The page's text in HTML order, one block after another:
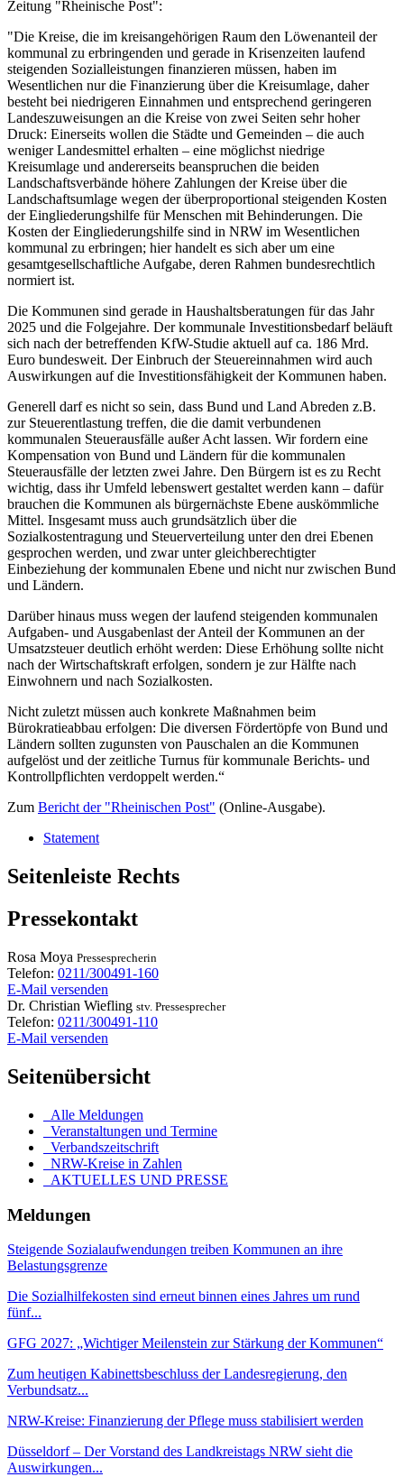
Zeitung "Rheinische Post":
"Die Kreise, die im kreisangehörigen Raum den Löwenanteil der
kommunal zu erbringenden und gerade in Krisenzeiten laufend
steigenden Sozialleistungen finanzieren müssen, haben im
Wesentlichen nur die Finanzierung über die Kreisumlage, daher
besteht bei niedrigeren Einnahmen und entsprechend geringeren
Landeszuweisungen an die Kreise von zwei Seiten sehr hoher
Druck: Einerseits wollen die Städte und Gemeinden – die auch
weniger Landesmittel erhalten – eine möglichst niedrige
Kreisumlage und andererseits beanspruchen die beiden
Landschaftsverbände höhere Zahlungen der Kreise über die
Landschaftsumlage wegen der überproportional steigenden Kosten
der Eingliederungshilfe für Menschen mit Behinderungen. Die
Kosten der Eingliederungshilfe sind in NRW im Wesentlichen
kommunal zu erbringen; hier handelt es sich aber um eine
gesamtgesellschaftliche Aufgabe, deren Rahmen bundesrechtlich
normiert ist.
Die Kommunen sind gerade in Haushaltsberatungen für das Jahr
2025 und die Folgejahre. Der kommunale Investitionsbedarf beläuft
sich nach der betreffenden KfW-Studie aktuell auf ca. 186 Mrd.
Euro bundesweit. Der Einbruch der Steuereinnahmen wird auch
Auswirkungen auf die Investitionsfähigkeit der Kommunen haben.
Generell darf es nicht so sein, dass Bund und Land Abreden z.B.
zur Steuerentlastung treffen, die die damit verbundenen
kommunalen Steuerausfälle außer Acht lassen. Wir fordern eine
Kompensation von Bund und Ländern für die kommunalen
Steuerausfälle der letzten zwei Jahre. Den Bürgern ist es zu Recht
wichtig, dass ihr Umfeld lebenswert gestaltet werden kann – dafür
brauchen die Kommunen als bürgernächste Ebene auskömmliche
Mittel. Insgesamt muss auch grundsätzlich über die
Sozialkostentragung und Steuerverteilung unter den drei Ebenen
gesprochen werden, und zwar unter gleichberechtigter
Einbeziehung der kommunalen Ebene und nicht nur zwischen Bund
und Ländern.
Darüber hinaus muss wegen der laufend steigenden kommunalen
Aufgaben- und Ausgabenlast der Anteil der Kommunen an der
Umsatzsteuer deutlich erhöht werden: Diese Erhöhung sollte nicht
nach der Wirtschaftskraft erfolgen, sondern je zur Hälfte nach
Einwohnern und nach Sozialkosten.
Nicht zuletzt müssen auch konkrete Maßnahmen beim
Bürokratieabbau erfolgen: Die diversen Fördertöpfe von Bund und
Ländern sollten zugunsten von Pauschalen an die Kommunen
aufgelöst und der zeitliche Turnus für kommunale Berichts- und
Kontrollpflichten verdoppelt werden.“
Zum Bericht der "Rheinischen Post" (Online-Ausgabe).
Statement
Seitenleiste Rechts
Pressekontakt
Rosa Moya Pressesprecherin
Telefon: 0211/300491-160
E-Mail versenden
Dr. Christian Wiefling stv. Pressesprecher
Telefon: 0211/300491-110
E-Mail versenden
Seitenübersicht
Alle Meldungen
Veranstaltungen und Termine
Verbandszeitschrift
NRW-Kreise in Zahlen
AKTUELLES UND PRESSE
Meldungen
Steigende Sozialaufwendungen treiben Kommunen an ihre
Belastungsgrenze
Die Sozialhilfekosten sind erneut binnen eines Jahres um rund
fünf...
GFG 2027: „Wichtiger Meilenstein zur Stärkung der Kommunen“
Zum heutigen Kabinettsbeschluss der Landesregierung, den
Verbundsatz...
NRW-Kreise: Finanzierung der Pflege muss stabilisiert werden
Düsseldorf – Der Vorstand des Landkreistags NRW sieht die
Auswirkungen...